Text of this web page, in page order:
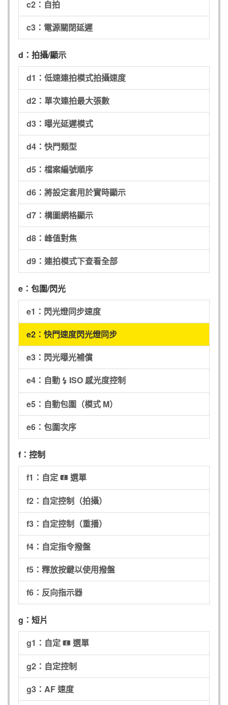
c2：自拍
c3：電源關閉延遲
d：拍攝/顯示
d1：低速連拍模式拍攝速度
d2：單次連拍最大張數
d3：曝光延遲模式
d4：快門類型
d5：檔案編號順序
d6：將設定套用於實時顯示
d7：構圖網格顯示
d8：峰值對焦
d9：連拍模式下查看全部
e：包圍/閃光
e1：閃光燈同步速度
e2：快門速度閃光燈同步
e3：閃光曝光補償
e4：自動 c ISO 感光度控制
e5：自動包圍（模式 M）
e6：包圍次序
f：控制
f1：自定 i 選單
f2：自定控制（拍攝）
f3：自定控制（重播）
f4：自定指令撥盤
f5：釋放按鍵以使用撥盤
f6：反向指示器
g：短片
g1：自定 i 選單
g2：自定控制
g3：AF 速度